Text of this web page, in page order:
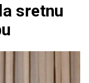
sretnu